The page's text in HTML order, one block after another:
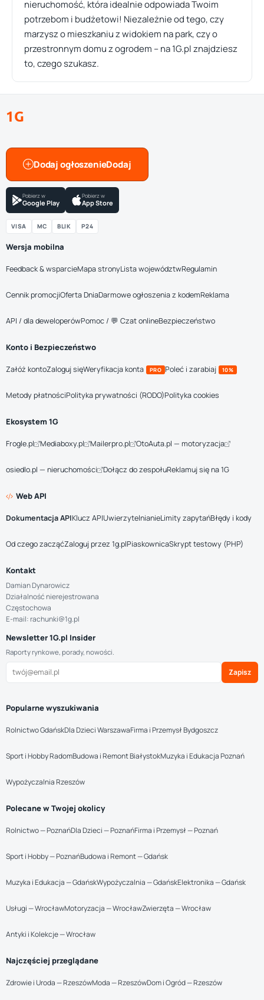
nieruchomość, która idealnie odpowiada Twoim
potrzebom i budżetowi! Niezależnie od tego, czy
marzysz o mieszkaniu z widokiem na park, czy o
przestronnym domu z ogrodem – na 1G.pl znajdziesz
to, czego szukasz.
1G
Dodaj ogłoszenie
Pobierz w
Google Play
Pobierz w
App Store
VISA MC BLIK P24
Wersja mobilna
Feedback & wsparcieMapa stronyLista województwRegulamin
Cennik promocjiOferta DniaDarmowe ogłoszenia z kodemReklama
API / dla deweloperówPomoc / 💬 Czat onlineBezpieczeństwo
Konto i Bezpieczeństwo
Załóż kontoZaloguj sięWeryfikacja konta PRO Poleć i zarabiaj 10%
Metody płatnościPolityka prywatności (RODO)Polityka cookies
Ekosystem 1G
Frogle.pl Mediaboxy.pl Mailerpro.pl OtoAuta.pl — motoryzacja
osiedlo.pl — nieruchomości Dołącz do zespołuReklamuj się na 1G
Web API
Dokumentacja APIKlucz APIUwierzytelnianieLimity zapytańBłędy i kody
Od czego zacząćZaloguj przez 1g.plPiaskownicaSkrypt testowy (PHP)
Kontakt
Damian Dynarowicz
Działalność nierejestrowana
Częstochowa
E-mail: rachunki@1g.pl
Newsletter 1G.pl Insider
Raporty rynkowe, porady, nowości.
Zapisz
Popularne wyszukiwania
Rolnictwo GdańskDla Dzieci WarszawaFirma i Przemysł Bydgoszcz
Sport i Hobby RadomBudowa i Remont BiałystokMuzyka i Edukacja Poznań
Wypożyczalnia Rzeszów
Polecane w Twojej okolicy
Rolnictwo — PoznańDla Dzieci — PoznańFirma i Przemysł — Poznań
Sport i Hobby — PoznańBudowa i Remont — Gdańsk
Muzyka i Edukacja — GdańskWypożyczalnia — GdańskElektronika — Gdańsk
Usługi — WrocławMotoryzacja — WrocławZwierzęta — Wrocław
Antyki i Kolekcje — Wrocław
Najczęściej przeglądane
Zdrowie i Uroda — RzeszówModa — RzeszówDom i Ogród — Rzeszów